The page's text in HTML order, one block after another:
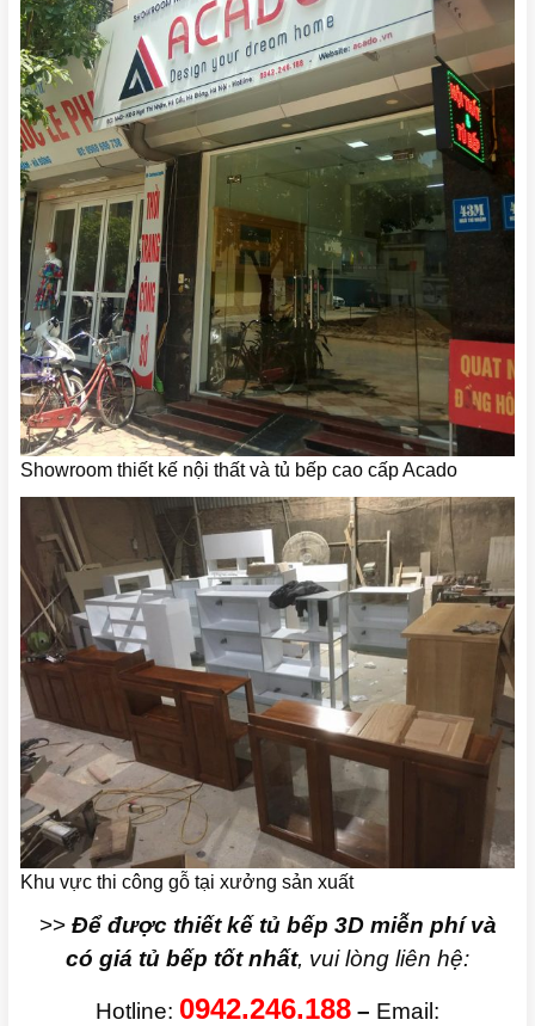
Showroom thiết kế nội thất và tủ bếp cao cấp Acado
Khu vực thi công gỗ tại xưởng sản xuất
>>Để được thiết kế tủ bếp 3D miễn phí và
có giá tủ bếp tốt nhất, vui lòng liên hệ:
Hotline: 0942.246.188 – Email: